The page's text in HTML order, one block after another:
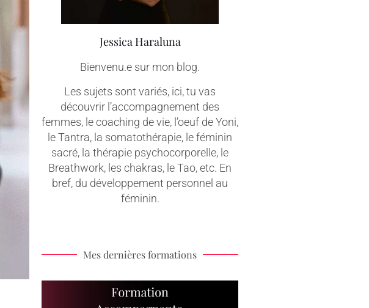
Jessica Haraluna
Bienvenu.e sur mon blog.
Les sujets sont variés, ici, tu vas
découvrir l’accompagnement des
femmes, le coaching de vie, l’oeuf de Yoni,
le Tantra, la somatothérapie, le féminin
sacré, la thérapie psychocorporelle, le
Breathwork, les chakras, le Tao, etc. En
bref, du développement personnel au
féminin.
Mes dernières formations